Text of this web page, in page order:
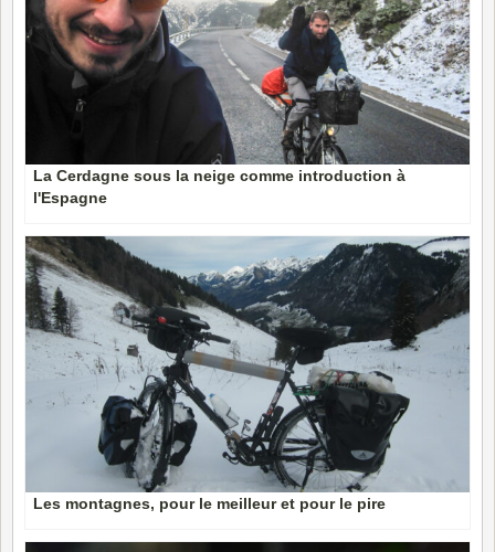
La Cerdagne sous la neige comme introduction à
l'Espagne
Les montagnes, pour le meilleur et pour le pire